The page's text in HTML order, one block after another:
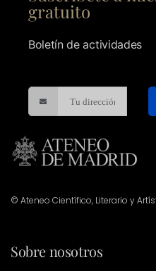
gratuito
Boletín de actividades
© Ateneo Científico, Literario y
Sobre nosotros